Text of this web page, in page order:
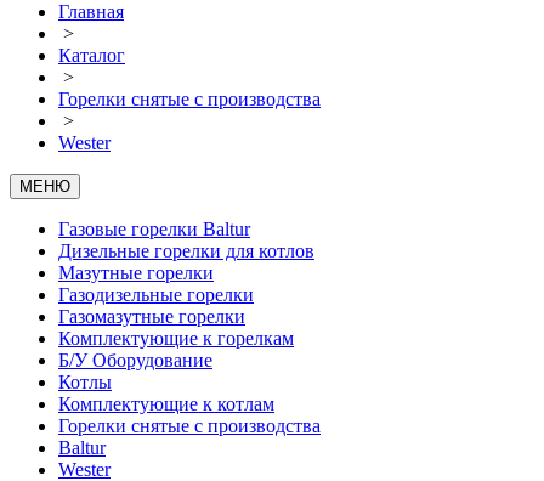
Главная
>
Каталог
>
Горелки снятые с производства
>
Wester
МЕНЮ
Газовые горелки Baltur
Дизельные горелки для котлов
Мазутные горелки
Газодизельные горелки
Газомазутные горелки
Комплектующие к горелкам
Б/У Оборудование
Котлы
Комплектующие к котлам
Горелки снятые с производства
Baltur
Wester